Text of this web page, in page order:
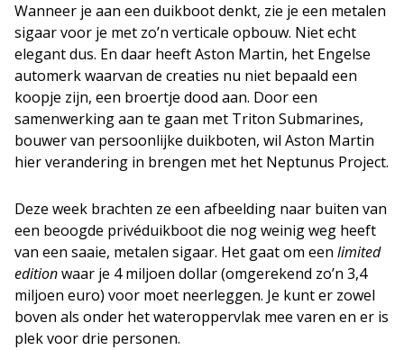
Wanneer je aan een duikboot denkt, zie je een metalen
sigaar voor je met zo’n verticale opbouw. Niet echt
elegant dus. En daar heeft Aston Martin, het Engelse
automerk waarvan de creaties nu niet bepaald een
koopje zijn, een broertje dood aan. Door een
samenwerking aan te gaan met Triton Submarines,
bouwer van persoonlijke duikboten, wil Aston Martin
hier verandering in brengen met het Neptunus Project.
Deze week brachten ze een afbeelding naar buiten van
een beoogde privéduikboot die nog weinig weg heeft
van een saaie, metalen sigaar. Het gaat om een limited
editionwaar je 4 miljoen dollar (omgerekend zo’n 3,4
miljoen euro) voor moet neerleggen. Je kunt er zowel
boven als onder het wateroppervlak mee varen en er is
plek voor drie personen.